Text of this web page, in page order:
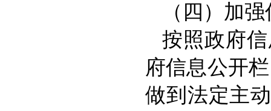
（四）加
按照政府
府信息公开
做到法定主